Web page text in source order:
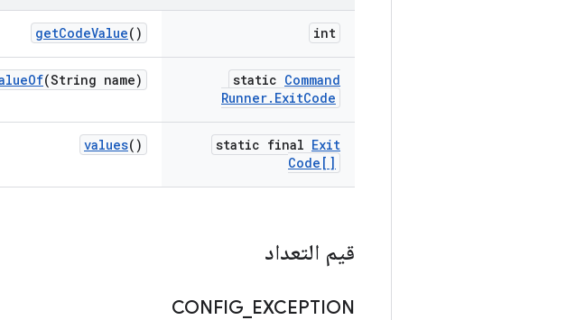
int
getCodeValue()
static Command
Runner. ExitCode
Of(String name)
static final Exit
Code[]
values()
قيم التعداد
CONFIG EXCEPTION